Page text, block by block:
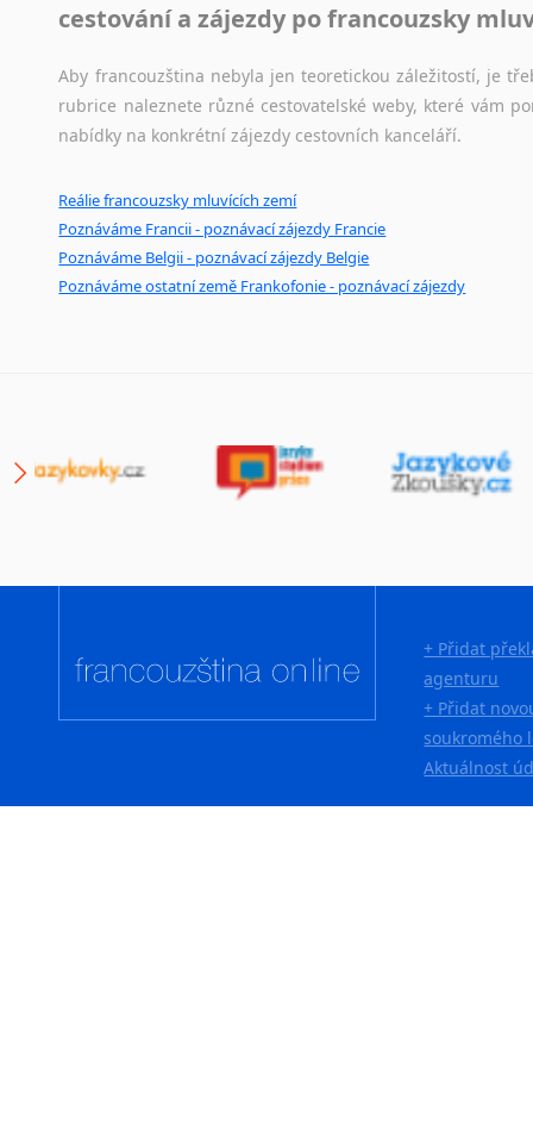
cestování a zájezdy po francouzsky
Aby francouzština nebyla jen teoretickou záležitostí, je
rubrice naleznete různé cestovatelské weby, které vám
nabídky na konkrétní zájezdy cestovních kanceláří.
Reálie francouzsky mluvících zemí
Poznáváme Francii - poznávací zájezdy Francie
Poznáváme Belgii - poznávací zájezdy Belgie
Poznáváme ostatní země Frankofonie - poznávací zájezdy
+ Přidat
agenturu
+ Přidat
soukromého
Aktuálnost